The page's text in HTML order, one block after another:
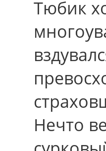
Тюбик
Нечто